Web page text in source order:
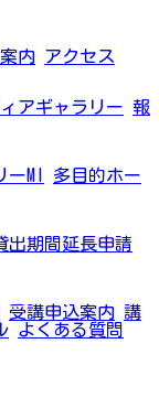
内 アクセス
アギャラリー 報
MI
多目的ホー
出期間延長申請
受講申込案内 講
よくある質問